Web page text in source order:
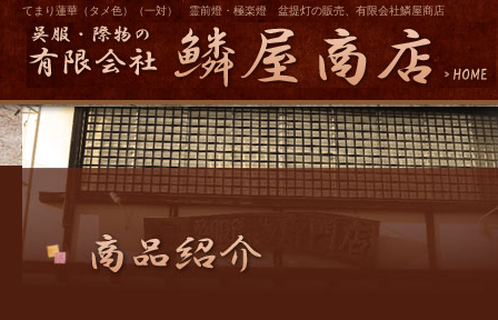
てまり蓮華（タメ色）（一対） 霊前燈・極楽燈 盆提灯の販売、有限会社鱗屋商店